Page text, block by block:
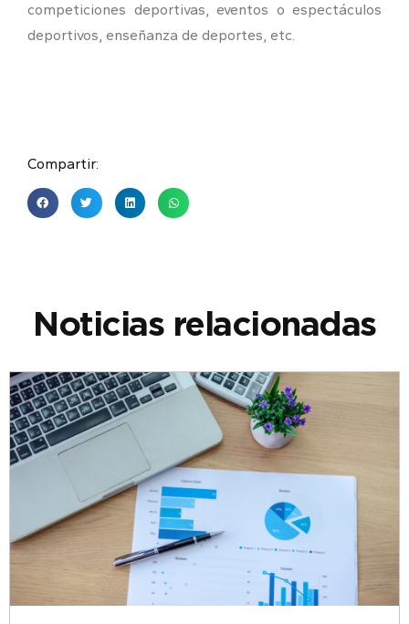
competiciones deportivas, eventos o espectáculos
deportivos, enseñanza de deportes, etc.
Compartir:
Noticias relacionadas